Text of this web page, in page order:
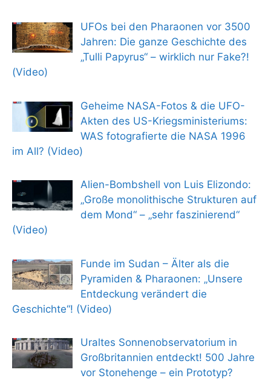
UFOs bei den Pharaonen vor 3500
Jahren: Die ganze Geschichte des
„Tulli Papyrus“ – wirklich nur Fake?!
(Video)
Geheime NASA-Fotos & die UFO-
Akten des US-Kriegsministeriums:
WAS fotografierte die NASA 1996
im All? (Video)
Alien-Bombshell von Luis Elizondo:
„Große monolithische Strukturen auf
dem Mond“ – „sehr faszinierend“
(Video)
Funde im Sudan – Älter als die
Pyramiden & Pharaonen: „Unsere
Entdeckung verändert die
Geschichte“! (Video)
Uraltes Sonnenobservatorium in
Großbritannien entdeckt! 500 Jahre
vor Stonehenge – ein Prototyp?